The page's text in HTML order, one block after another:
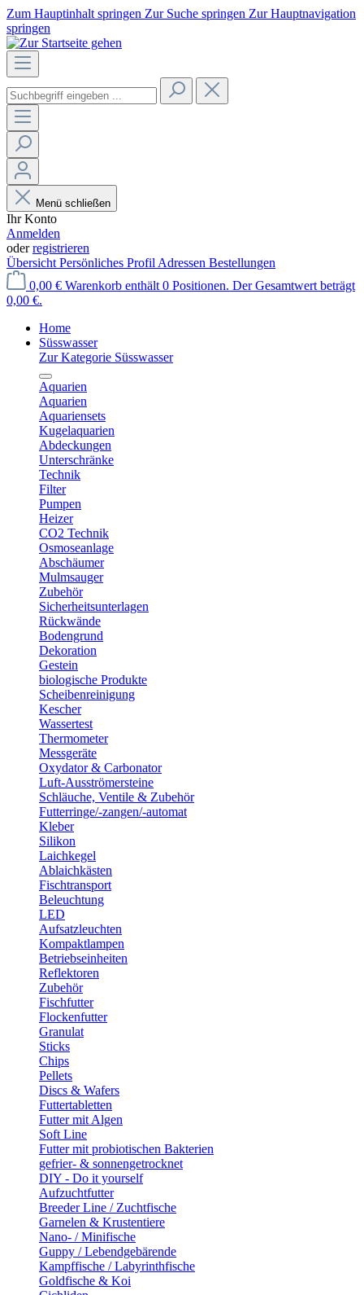
Zum Hauptinhalt springen Zur Suche springen Zur Hauptnavigation
springen
Menü schließen
Ihr Konto
Anmelden
oderregistrieren
Übersicht Persönliches Profil Adressen Bestellungen
0,00 € Warenkorb enthält 0 Positionen. Der Gesamtwert beträgt
0,00 €.
Home
Süsswasser
Zur Kategorie Süsswasser
Aquarien
Aquarien
Aquariensets
Kugelaquarien
Abdeckungen
Unterschränke
Technik
Filter
Pumpen
Heizer
CO2 Technik
Osmoseanlage
Abschäumer
Mulmsauger
Zubehör
Sicherheitsunterlagen
Rückwände
Bodengrund
Dekoration
Gestein
biologische Produkte
Scheibenreinigung
Kescher
Wassertest
Thermometer
Messgeräte
Oxydator & Carbonator
Luft-Ausströmersteine
Schläuche, Ventile & Zubehör
Futterringe/-zangen/-automat
Kleber
Silikon
Laichkegel
Ablaichkästen
Fischtransport
Beleuchtung
LED
Aufsatzleuchten
Kompaktlampen
Betriebseinheiten
Reflektoren
Zubehör
Fischfutter
Flockenfutter
Granulat
Sticks
Chips
Pellets
Discs & Wafers
Futtertabletten
Futter mit Algen
Soft Line
Futter mit probiotischen Bakterien
gefrier- & sonnengetrocknet
DIY - Do it yourself
Aufzuchtfutter
Breeder Line / Zuchtfische
Garnelen & Krustentiere
Nano- / Minifische
Guppy / Lebendgebärende
Kampffische / Labyrinthfische
Goldfische & Koi